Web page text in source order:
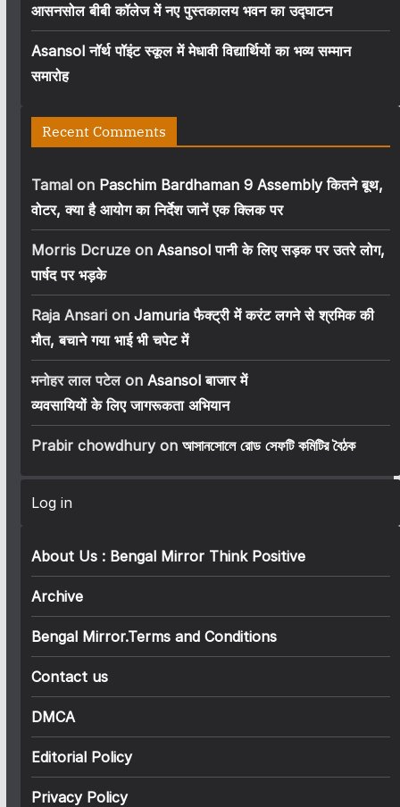
आसनसोल बीबी कॉलेज में नए पुस्तकालय भवन का उद्घाटन
Asansol नॉर्थ पॉइंट स्कूल में मेधावी विद्यार्थियों का भव्य सम्मान
समारोह
Recent Comments
Tamalon Paschim Bardhaman 9 Assembly कितने बूथ,
वोटर, क्या है आयोग का निर्देश जानें एक क्लिक पर
Morris Dcruzeon Asansol पानी के लिए सड़क पर उतरे लोग,
पार्षद पर भड़के
Raja Ansarion Jamuria फैक्ट्री में करंट लगने से श्रमिक की
मौत, बचाने गया भाई भी चपेट में
मनोहर लाल पटेलon Asansol बाजार में
व्यवसायियों के लिए जागरूकता अभियान
Prabir chowdhuryon আসানসোলে রোড সেফটি কমিটির বৈঠক
Log in
About Us : Bengal Mirror Think Positive
Archive
Bengal Mirror.Terms and Conditions
Contact us
DMCA
Editorial Policy
Privacy Policy